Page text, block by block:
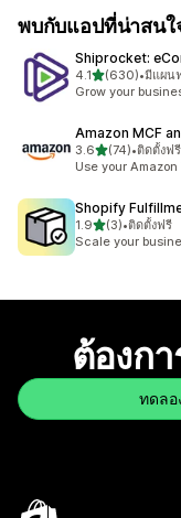
พบกับแอปที่น่าสนใ
Shiprocket:
4.1เต็ม 5 ดาว
(630)
ทั้งหมด 630 รีวิว
•มีแผน
Grow your
Amazon MCF
3.6เต็ม 5 ดาว
(74)
ทั้งหมด 74 รีวิว
•ติดตั้งฟรี
Use your
Shopify
1.9เต็ม 5 ดาว
(3)
ทั้งหมด 3 รีวิว
•ติดตั้งฟรี
Scale your
ต้องก
ทดลอ